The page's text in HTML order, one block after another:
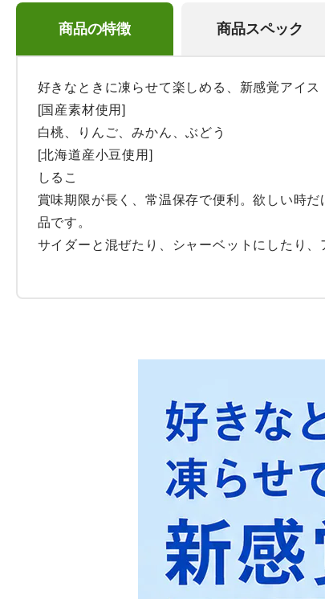
商品の特徴 商品スペック
好きなときに凍らせて楽しめる、新感覚アイス
[国産素材使用]
白桃、りんご、みかん、ぶどう
[北海道産小豆使用]
しるこ
賞味期限が長く、常温保存で便利。欲しい時
品です。
サイダーと混ぜたり、シャーベットにしたり、